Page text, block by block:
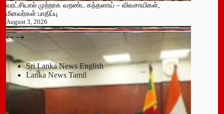
வரட்சியால் முற்றாக வறண்ட கந்தளாய் – விவசாயிகள்,
மீனவர்கள் பாதிப்பு
August 3, 2026
பதுளை மாநகர சபையின் NPP உறுப்பினர் திடீர் ராஜினாமா!
July 14, 2026
Sri Lanka News English
Lanka News Tamil